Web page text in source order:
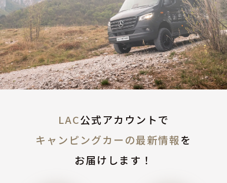
LAC公式アカウントで
キャンピングカーの最新情報を
お届けします！